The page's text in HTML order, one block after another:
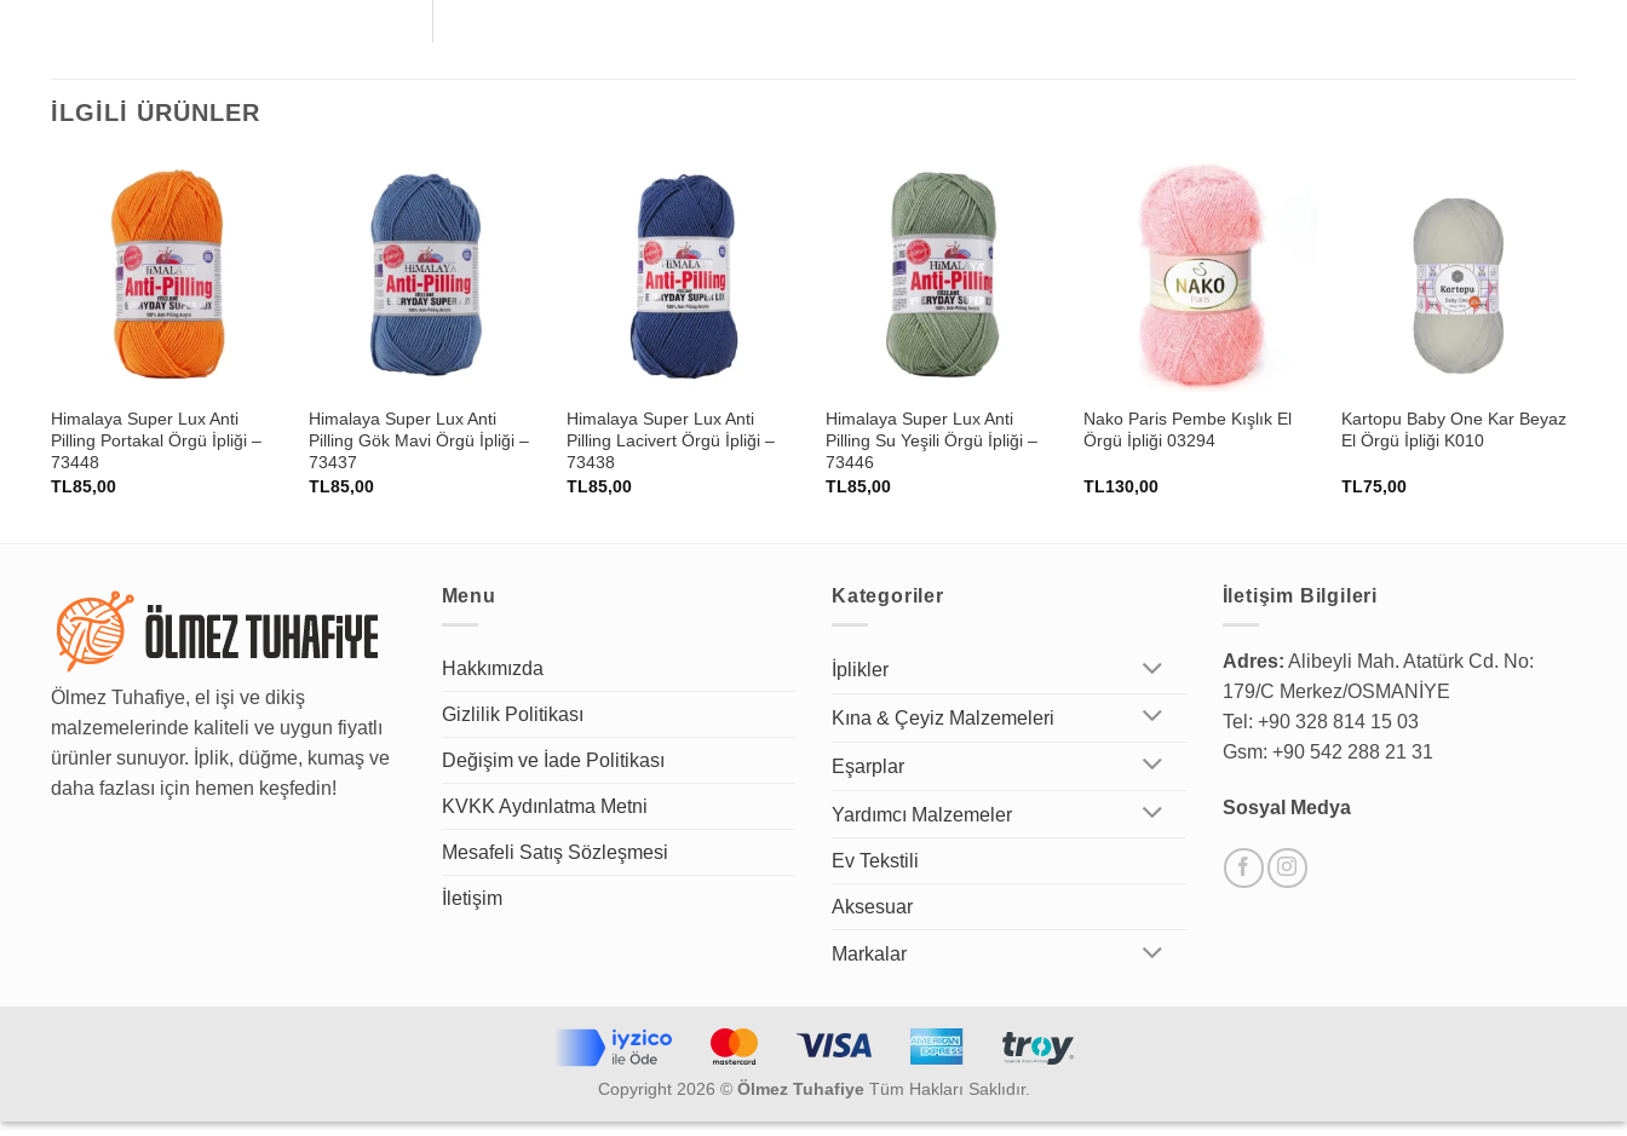
İLGILI ÜRÜNLER
Himalaya Super Lux Anti
Pilling Portakal Örgü İpliği –
73448
TL85,00
Himalaya Super Lux Anti
Pilling Gök Mavi Örgü İpliği –
73437
TL85,00
Himalaya Super Lux Anti
Pilling Lacivert Örgü İpliği –
73438
TL85,00
Himalaya Super Lux Anti
Pilling Su Yeşili Örgü İpliği –
73446
TL85,00
Nako Paris Pembe Kışlık El
Örgü İpliği 03294
TL130,00
Kartopu Baby One Kar Beyaz
El Örgü İpliği K010
TL75,00
Ölmez Tuhafiye, el işi ve dikiş
malzemelerinde kaliteli ve uygun fiyatlı
ürünler sunuyor. İplik, düğme, kumaş ve
daha fazlası için hemen keşfedin!
Menu
Hakkımızda
Gizlilik Politikası
Değişim ve İade Politikası
KVKK Aydınlatma Metni
Mesafeli Satış Sözleşmesi
İletişim
Kategoriler
İplikler
Kına & Çeyiz Malzemeleri
Eşarplar
Yardımcı Malzemeler
Ev Tekstili
Aksesuar
Markalar
İletişim Bilgileri
Adres: Alibeyli Mah. Atatürk Cd. No:
179/C Merkez/OSMANİYE
Tel: +90 328 814 15 03
Gsm: +90 542 288 21 31
Sosyal Medya
Copyright 2026 © Ölmez TuhafiyeTüm Hakları Saklıdır.